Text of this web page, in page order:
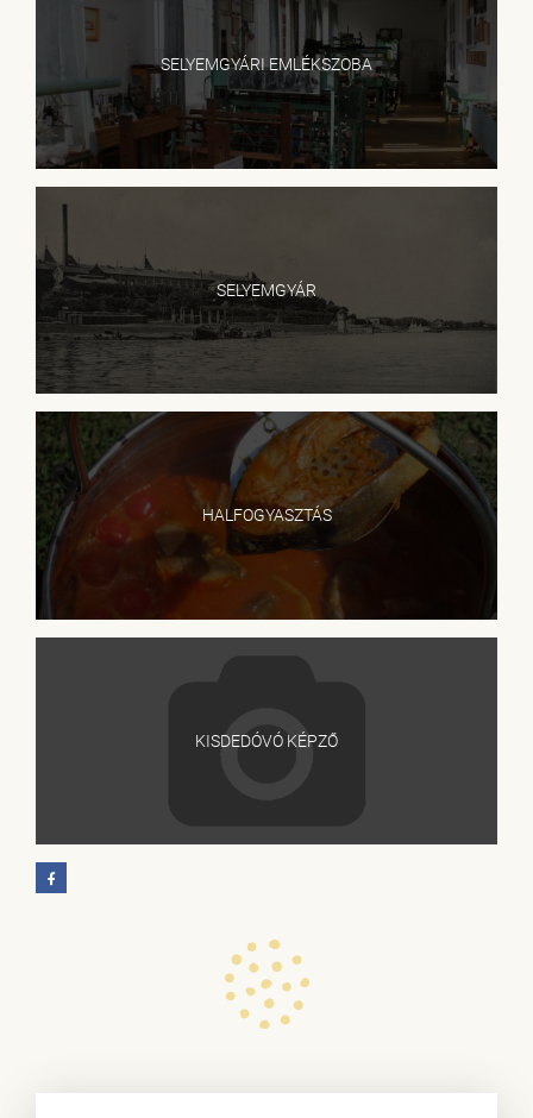
SELYEMGYÁRI EMLÉKSZOBA
SELYEMGYÁR
HALFOGYASZTÁS
KISDEDÓVÓ KÉPZŐ